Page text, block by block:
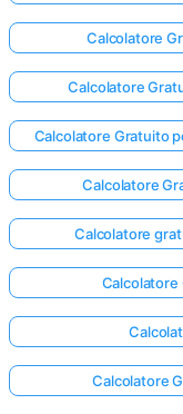
Calcolatore
Calcolatore
Calcolatore Gratuito
Calcolatore
Calcolatore
Calcolatore
Calcolatore